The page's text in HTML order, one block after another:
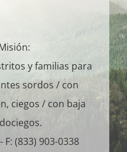
y familias para
sordos / con
ciegos / con baja
F: (833) 903-0338